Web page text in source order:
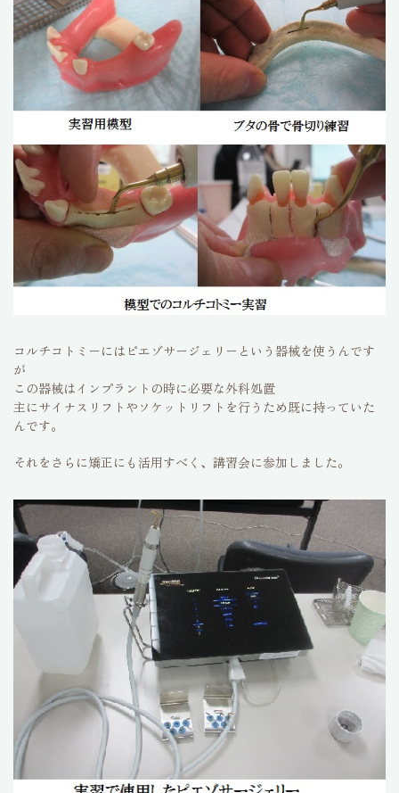
コルチコトミーにはピエゾサージェリーという器械を使うんです
が
この器械はインプラントの時に必要な外科処置
主にサイナスリフトやソケットリフトを行うため既に持っていた
んです。
それをさらに矯正にも活用すべく、講習会に参加しました。